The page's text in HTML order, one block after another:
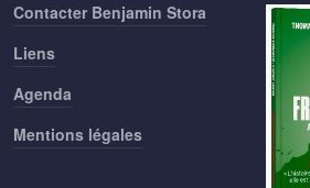
Contacter Benjamin Stora
Liens
Agenda
Mentions légales